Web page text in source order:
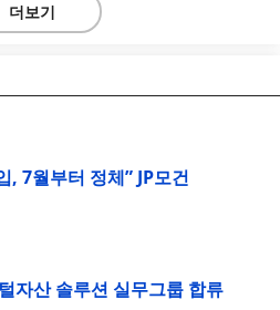
더보기
, 7월부터 정체” JP모건
자산 솔루션 실무그룹 합류